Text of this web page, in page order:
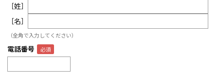
［姓］
［名］
（全角で入力してください）
電話番号